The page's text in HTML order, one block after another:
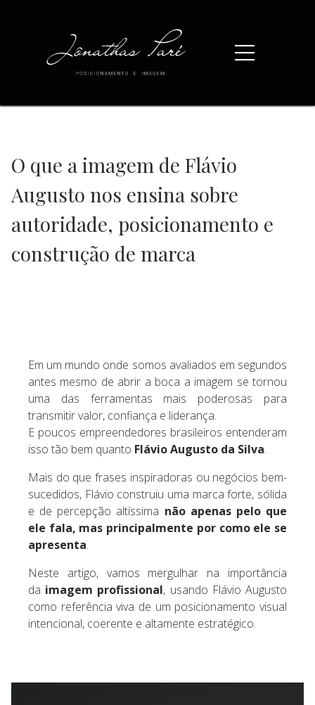
O que a imagem de Flávio
Augusto nos ensina sobre
autoridade, posicionamento e
construção de marca
Em um mundo onde somos avaliados em segundos
antes mesmo de abrir a boca a imagem se tornou
uma das ferramentas mais poderosas para
transmitir valor, confiança e liderança.
E poucos empreendedores brasileiros entenderam
isso tão bem quanto Flávio Augusto da Silva.
Mais do que frases inspiradoras ou negócios bem-
sucedidos, Flávio construiu uma marca forte, sólida
e de percepção altíssima não apenas pelo que
ele fala, mas principalmente por como ele se
apresenta.
Neste artigo, vamos mergulhar na importância
da imagem profissional, usando Flávio Augusto
como referência viva de um posicionamento visual
intencional, coerente e altamente estratégico.